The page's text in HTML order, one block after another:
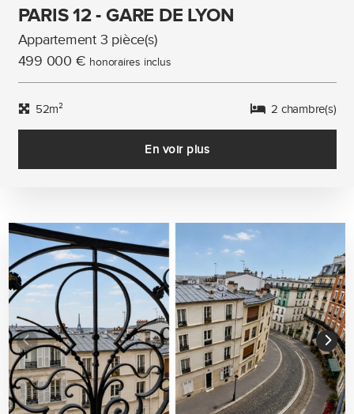
PARIS 12 - GARE DE LYON
Appartement 3 pièce(s)
499 000 € honoraires inclus
52m² 2 chambre(s)
En voir plus